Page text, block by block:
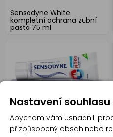
Sensodyne White
kompletní ochrana zubní
pasta 75 ml
Sensodyne Sensitivity &
Gum Mátová zubní pasta
Nastavení
Abychom vám usnadnili
přizpůsobený obsah nebo